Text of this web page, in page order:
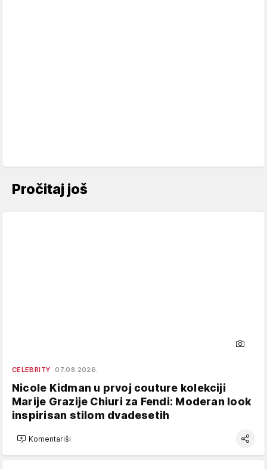
Pročitaj još
CELEBRITY 07.08.2026.
Nicole Kidman u prvoj couture kolekciji
Marije Grazije Chiuri za Fendi: Moderan look
inspirisan stilom dvadesetih
Komentariši